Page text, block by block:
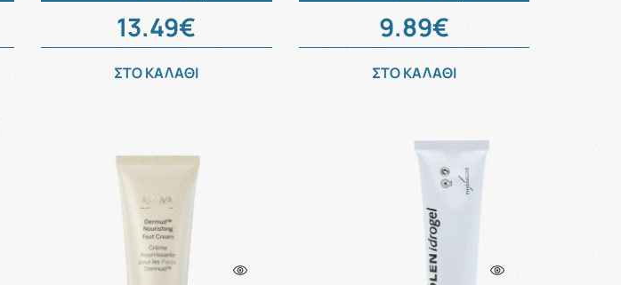
13.49€
ΣΤΟ ΚΑΛΑΘΙ
9.89€
ΣΤΟ ΚΑΛΑΘΙ